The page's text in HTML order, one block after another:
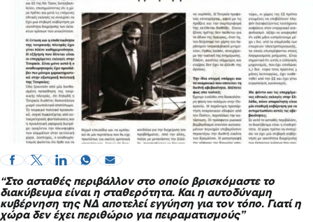
“Στο ασταθές περιβάλλον στο οποίο βρισκόμαστε το
διακύβευμα είναι η σταθερότητα. Και η αυτοδύναμη
κυβέρνηση της ΝΔ αποτελεί εγγύηση για τον τόπο. Γιατί η
χώρα δεν έχει περιθώριο για πειραματισμούς”